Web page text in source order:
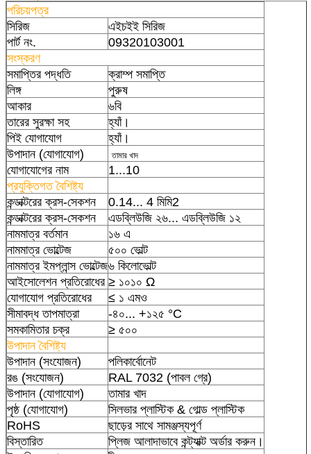
পরিচয়পত্র
সিরিজ
এইচইই সিরিজ
পার্ট নং.
09320103001
সংস্করণ
সমাপ্তির পদ্ধতি
ক্রাম্প সমাপ্তি
লিঙ্গ
পুরুষ
আকার
৬বি
তারের সুরক্ষা সহ
হ্যাঁ।
পিই যোগাযোগ
হ্যাঁ।
উপাদান (যোগাযোগ)
তামার খাদ
যোগাযোগের নাম
1...10
প্রযুক্তিগত বৈশিষ্ট্য
কন্ডাক্টরের ক্রস-সেকশন
0.14... 4 মিমি2
কন্ডাক্টরের ক্রস-সেকশন
এডব্লিউজি ২৬... এডব্লিউজি ১২
নামমাত্র বর্তমান
১৬ এ
নামমাত্র ভোল্টেজ
৫০০ ভোল্ট
নামমাত্র ইমপ্লান্স ভোল্টেজ৬ কিলোভোল্ট
আইসোলেশন প্রতিরোধের ≥ ১০১০ Ω
যোগাযোগ প্রতিরোধের
≤ ১ এমও
সীমাবদ্ধ তাপমাত্রা
-৪০... +১২৫ °C
সমকামিতার চক্র
≥ ৫০০
উপাদান বৈশিষ্ট্য
উপাদান (সংযোজন)
পলিকার্বোনেট
রঙ (সংযোজন)
RAL 7032 (পাবল গ্রে)
উপাদান (যোগাযোগ)
তামার খাদ
পৃষ্ঠ (যোগাযোগ)
সিলভার প্লাস্টিক & গোল্ড প্লাস্টিক
RoHS
ছাড়ের সাথে সামঞ্জস্যপূর্ণ
বিস্তারিত
প্লিজ আলাদাভাবে কন্ট্যাক্ট অর্ডার করুন।